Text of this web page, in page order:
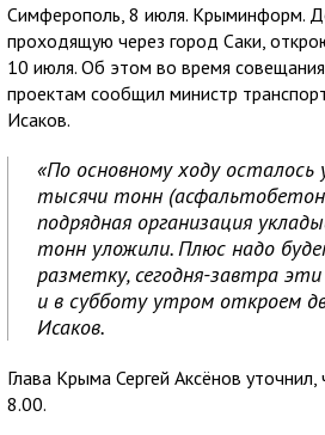
Симферополь, 8 июля. Крыминформ.
проходящую через город Саки,
10 июля. Об этом во время
проектам сообщил министр
Исаков.
«По основному ходу
тысячи тонн
подрядная организация
тонн уложили. Плюс надо
разметку, сегодня-завтра
и в субботу утром откроем
Исаков.
Глава Крыма Сергей Аксёнов
8.00.